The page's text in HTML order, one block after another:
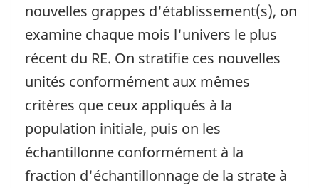
nouvelles grappes d'établissement(s), on
examine chaque mois l'univers le plus
récent du RE. On stratifie ces nouvelles
unités conformément aux mêmes
critères que ceux appliqués à la
population initiale, puis on les
échantillonne conformément à la
fraction d'échantillonnage de la strate à